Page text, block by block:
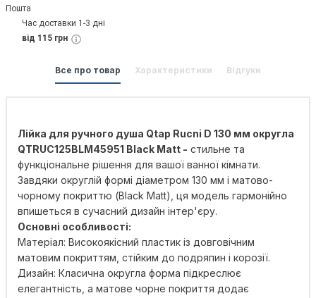
Час доставки 1-3 дні
від 115 грн
Все про товар Характеристики Відгуки
Лійка для ручного душа Qtap Rucni D 130 мм округла
QTRUC125BLM45951 Black Matt - стильне та
функціональне рішення для вашої ванної кімнати.
Завдяки округлій формі діаметром 130 мм і матово-
чорному покриттю (Black Matt), ця модель гармонійно
впишеться в сучасний дизайн інтер'єру.
Основні особливості:
Матеріал: Високоякісний пластик із довговічним
матовим покриттям, стійким до подряпин і корозії.
Дизайн: Класична округла форма підкреслює
елегантність, а матове чорне покриття додає